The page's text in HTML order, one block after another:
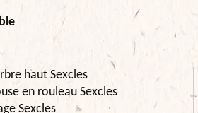
haut Sexcles
en rouleau Sexcles
Sexcles